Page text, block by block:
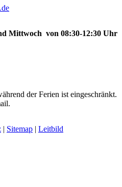
Mittwoch von 08:30-12:30 Uhr
der Ferien ist eingeschränkt.
| Sitemap | Leitbild